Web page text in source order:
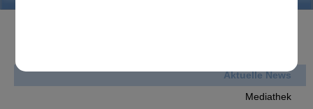
Aktuelle News
Mediathek